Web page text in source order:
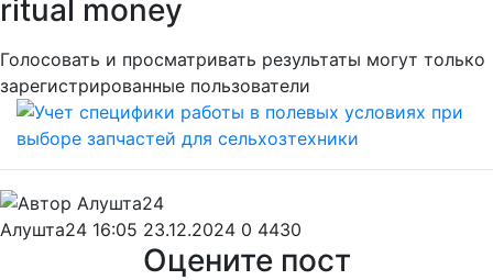
ritual money
Голосовать и просматривать результаты могут только
зарегистрированные пользователи
Алушта24 16:05 23.12.2024 0 4430
Оцените пост